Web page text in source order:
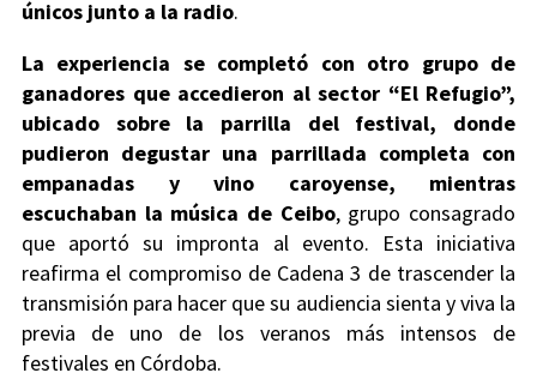
únicos junto a la radio.
La experiencia se completó con otro grupo de
ganadores que accedieron al sector “El Refugio”,
ubicado sobre la parrilla del festival, donde
pudieron degustar una parrillada completa con
empanadas y vino caroyense, mientras
escuchaban la música de Ceibo, grupo consagrado
que aportó su impronta al evento. Esta iniciativa
reafirma el compromiso de Cadena 3 de trascender la
transmisión para hacer que su audiencia sienta y viva la
previa de uno de los veranos más intensos de
festivales en Córdoba.